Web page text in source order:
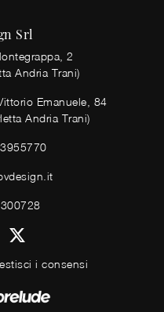
Srl
2
Andria Trani)
Emanuele, 84
Andria Trani)
i consensi